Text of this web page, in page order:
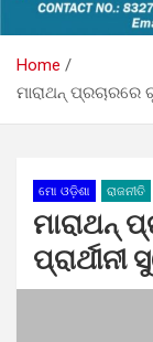
Home
ମାରାଥନ୍ ପ୍ରଚାରରେ
ମୋ ଓଡ଼ିଶା ରାଜନୀତି
ମାରାଥନ୍